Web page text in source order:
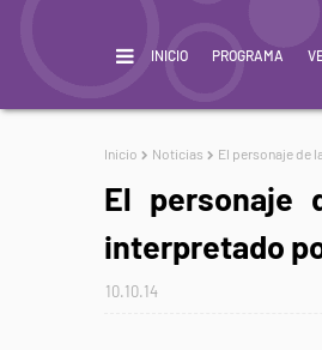
INICIO PROGRAMA
Inicio Noticias El personaje de
El personaje
interpretado
10.10.14